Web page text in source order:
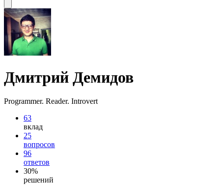
Дмитрий Демидов
Programmer. Reader. Introvert
63
вклад
25
вопросов
96
ответов
30%
решений